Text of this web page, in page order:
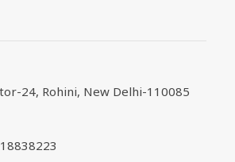
24, Rohini, New Delhi-110085